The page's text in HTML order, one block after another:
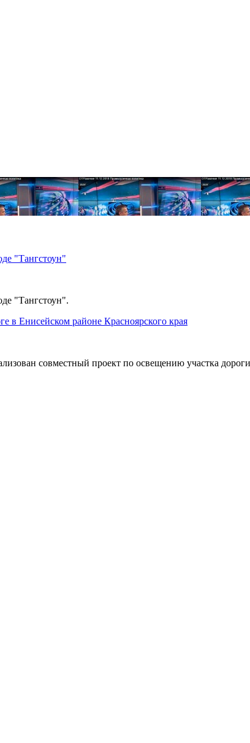
"Тангстоун"
"Тангстоун".
в Енисейском районе Красноярского края
совместный проект по освещению участка